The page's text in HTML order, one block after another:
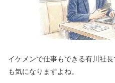
イケメンで仕事もできる有川社
も気になりますよね。